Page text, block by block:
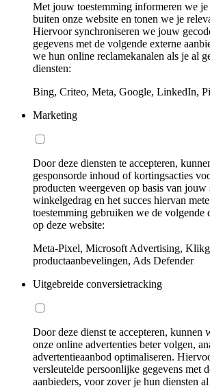
Met jouw toestemming informeren we
buiten onze website en tonen we je
Hiervoor synchroniseren we jouw
gegevens met de volgende externe
we hun online reclamekanalen als je al
diensten:
Bing, Criteo, Meta, Google, LinkedIn,
Marketing
Door deze diensten te accepteren,
gesponsorde inhoud of kortingsacties
producten weergeven op basis van jouw
winkelgedrag en het succes hiervan
toestemming gebruiken we de volgende
op deze website:
Meta-Pixel, Microsoft Advertising,
productaanbevelingen, Ads Defender
Uitgebreide conversietracking
Door deze dienst te accepteren, kunnen
onze online advertenties beter volgen,
advertentieaanbod optimaliseren.
versleutelde persoonlijke gegevens met
aanbieders, voor zover je hun diensten